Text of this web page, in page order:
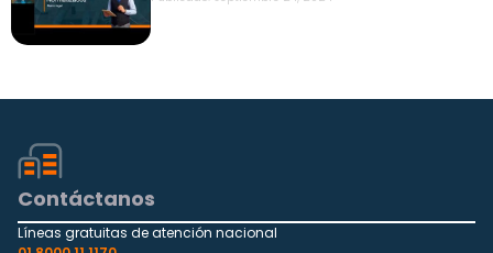
situaciones de emergencia! Fecha:
Contáctanos
Líneas gratuitas de atención nacional